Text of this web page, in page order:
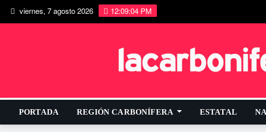
viernes, 7 agosto 2026 12:09:05 PM
PORTADA REGIÓN CARBONÍFERA ESTATAL